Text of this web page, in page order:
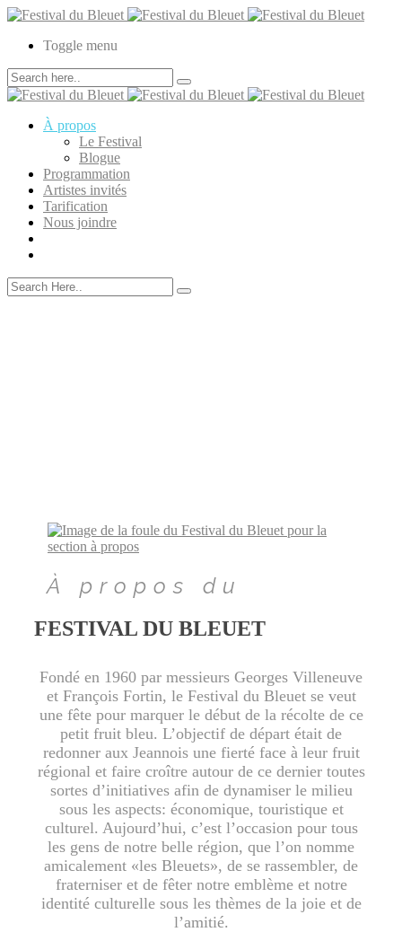
Toggle menu
À propos
Le Festival
Blogue
Programmation
Artistes invités
Tarification
Nous joindre
À propos du
FESTIVAL DU BLEUET
Fondé en 1960 par messieurs Georges Villeneuve
et François Fortin, le Festival du Bleuet se veut
une fête pour marquer le début de la récolte de ce
petit fruit bleu. L’objectif de départ était de
redonner aux Jeannois une fierté face à leur fruit
régional et faire croître autour de ce dernier toutes
sortes d’initiatives afin de dynamiser le milieu
sous les aspects: économique, touristique et
culturel. Aujourd’hui, c’est l’occasion pour tous
les gens de notre belle région, que l’on nomme
amicalement «les Bleuets», de se rassembler, de
fraterniser et de fêter notre emblème et notre
identité culturelle sous les thèmes de la joie et de
l’amitié.